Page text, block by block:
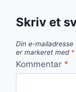
Skriv et
Din e-
er markeret med *
Kommentar *